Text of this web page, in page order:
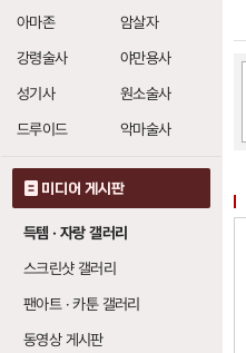
아마존
암살자
강령술사
야만용사
성기사
원소술사
드루이드
악마술사
미디어 게시판
득템 · 자랑 갤러리
스크린샷 갤러리
팬아트 · 카툰 갤러리
동영상 게시판